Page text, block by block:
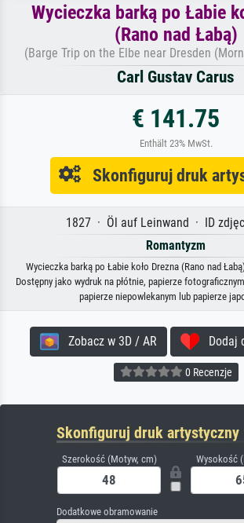
Wycieczka barką po Łabie
(Rano nad Łabą)
(Barge Trip on the Elbe near Dresden
Carl Gustav Carus
€ 141.75
Enthält 23% MwSt.
Skonfiguruj druk
1827 · Öl auf Leinwand · ID
Romantyzm
Wycieczka barką po Łabie koło Drezna (Rano nad
Dostępny jako wydruk na płótnie, papierze
papierze niepowlekanym lub papierze
Zobacz w 3D / AR Dodaj
0 Recenzje
Skonfiguruj druk artystyczny
Szerokość (Motyw, cm) Wysokość
Dodatkowe obramowanie